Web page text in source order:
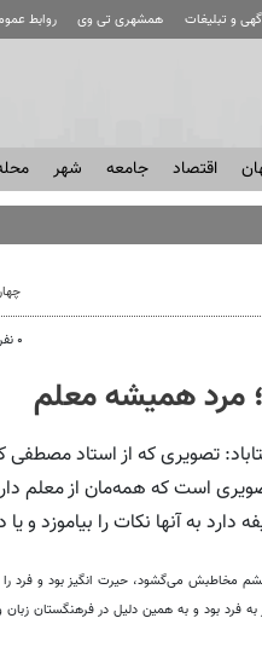
و تبلیغات همشهری تی وی روابط
اقتصاد جامعه شهر
۰ نفر
مرد همیشه معلم
تصویری که از استاد
است که همه‌مان از معلم
به آنها نکات را بیاموزد و یا
مخاطبش می‌گشود، حیرت انگیز بود و فرد را
بود و به همین دلیل در فرهنگستان زبان و